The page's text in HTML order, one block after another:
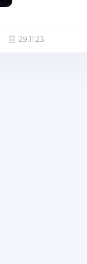
29.11.23